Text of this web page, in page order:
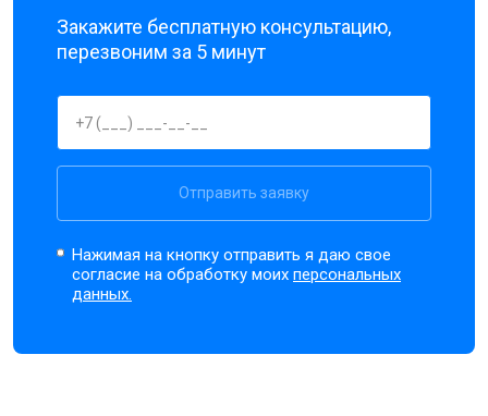
Закажите бесплатную консультацию,
перезвоним за 5 минут
Отправить заявку
Нажимая на кнопку отправить я даю свое
согласие на обработку моихперсональных
данных.